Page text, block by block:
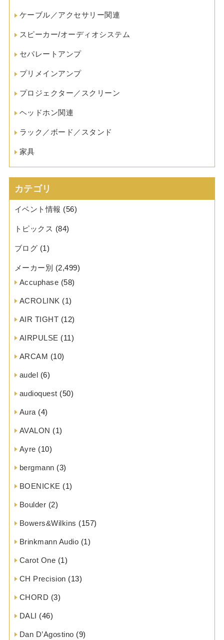
ケーブル／アクセサリー関連
スピーカー/オーディオシステム
セパレートアンプ
プリメインアンプ
プロジェクター／スクリーン
ヘッドホン関連
ラック／ボード／スタンド
家具
カテゴリ
イベント情報 (56)
トピックス (84)
ブログ (1)
メーカー別 (2,499)
Accuphase (58)
ACROLINK (1)
AIR TIGHT (12)
AIRPULSE (11)
ARCAM (10)
audel (6)
audioquest (50)
Aura (4)
AVALON (1)
Ayre (10)
bergmann (3)
BOENICKE (1)
Boulder (2)
Bowers&Wilkins (157)
Brinkmann Audio (1)
Carot One (1)
CH Precision (13)
CHORD (3)
DALI (46)
Dan D’Agostino (9)